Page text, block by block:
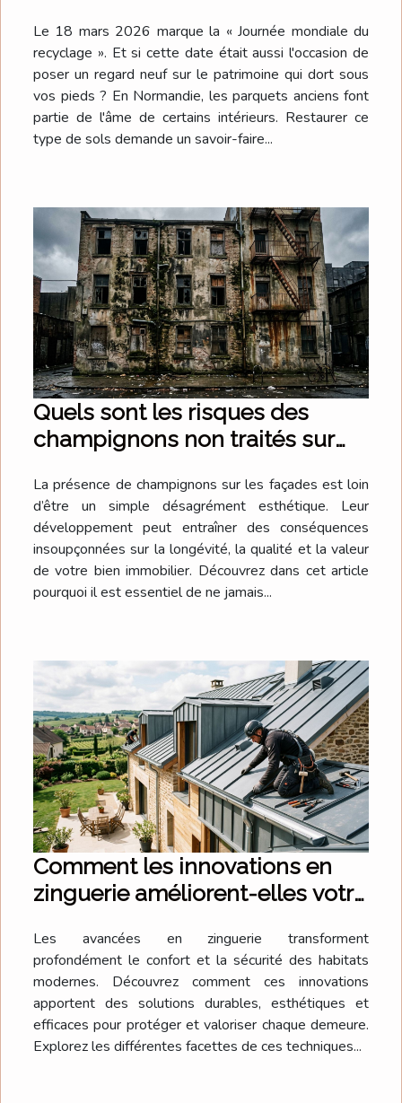
restauration réussie ?
Le 18 mars 2026 marque la « Journée mondiale du
recyclage ». Et si cette date était aussi l'occasion de
poser un regard neuf sur le patrimoine qui dort sous
vos pieds ? En Normandie, les parquets anciens font
partie de l'âme de certains intérieurs. Restaurer ce
type de sols demande un savoir-faire...
Quels sont les risques des
champignons non traités sur
La présence de champignons sur les façades est loin
d’être un simple désagrément esthétique. Leur
développement peut entraîner des conséquences
insoupçonnées sur la longévité, la qualité et la valeur
de votre bien immobilier. Découvrez dans cet article
pourquoi il est essentiel de ne jamais...
Comment les innovations en
zinguerie améliorent-elles votre
Les avancées en zinguerie transforment
profondément le confort et la sécurité des habitats
modernes. Découvrez comment ces innovations
apportent des solutions durables, esthétiques et
efficaces pour protéger et valoriser chaque demeure.
Explorez les différentes facettes de ces techniques...